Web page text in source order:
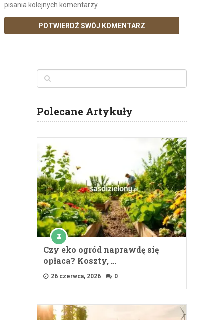
pisania kolejnych komentarzy.
Polecane Artykuły
Czy eko ogród naprawdę się
opłaca? Koszty, …
26 czerwca, 2026 0